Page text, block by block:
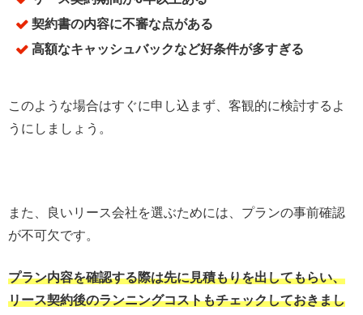
契約書の内容に不審な点がある
高額なキャッシュバックなど好条件が多すぎる
このような場合はすぐに申し込まず、客観的に検討するよ
うにしましょう。
また、良いリース会社を選ぶためには、プランの事前確認
が不可欠です。
プラン内容を確認する際は先に見積もりを出してもらい、
リース契約後のランニングコストもチェックしておきまし